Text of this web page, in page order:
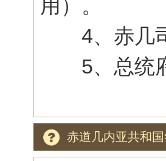
用）。
4、赤几司
5、总统府
赤道几内亚共和